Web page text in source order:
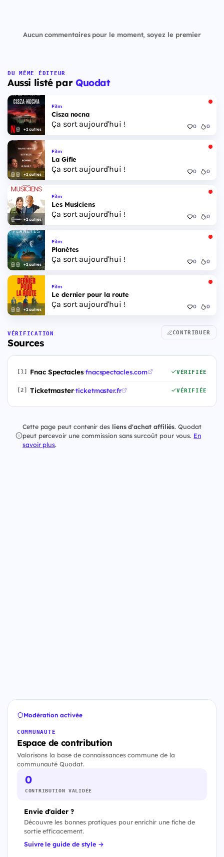
Aucun commentaires pour le moment, soyez le premier
DU MÊME ÉDITEUR
Aussi listé par Quodat
+2 autres
Film
Cisza nocna
Ça sort aujourd'hui ! 0 0
+2 autres
Film
La Gifle
Ça sort aujourd'hui ! 0 0
+2 autres
Film
Les Musiciens
Ça sort aujourd'hui ! 0 0
+2 autres
Film
Planètes
Ça sort aujourd'hui ! 0 0
+2 autres
Film
Le dernier pour la route
Ça sort aujourd'hui ! 0 0
VÉRIFICATION
Sources
CONTRIBUER
[1] Fnac Spectacles·fnacspectacles.com VÉRIFIÉE
[2] Ticketmaster·ticketmaster.fr VÉRIFIÉE
Cette page peut contenir des liens d'achat affiliés. Quodat
peut percevoir une commission sans surcoût pour vous. En
savoir plus.
Modération activée
COMMUNAUTÉ
Espace de contribution
Valorisons la base de connaissances commune de la
communauté Quodat.
0
CONTRIBUTION VALIDÉE
Envie d'aider ?
Découvre les bonnes pratiques pour enrichir une fiche de
sortie efficacement.
Suivre le guide de style →